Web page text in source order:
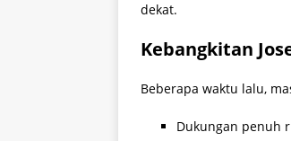
dekat.
Kebangkitan
Beberapa waktu lalu,
Dukungan penuh